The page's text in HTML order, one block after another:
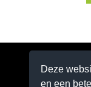
Deze
en een